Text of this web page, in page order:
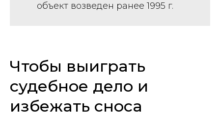
объект возведен ранее 1995 г.
Чтобы выиграть
судебное дело и
избежать сноса